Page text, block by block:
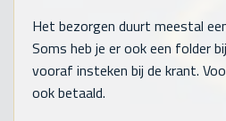
Het bezorgen duurt meestal
Soms heb je er ook een folder
vooraf insteken bij de krant.
ook betaald.